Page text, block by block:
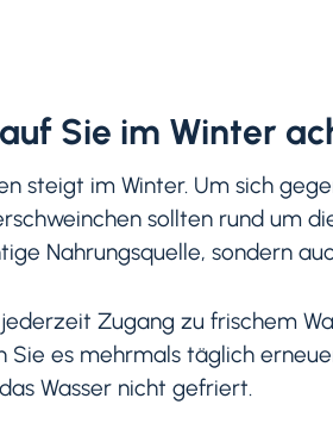
Sie im Winter
steigt im Winter. Um sich
sollten rund um
Nahrungsquelle, sondern
Zugang zu frischem
Sie es mehrmals täglich
Wasser nicht gefriert.